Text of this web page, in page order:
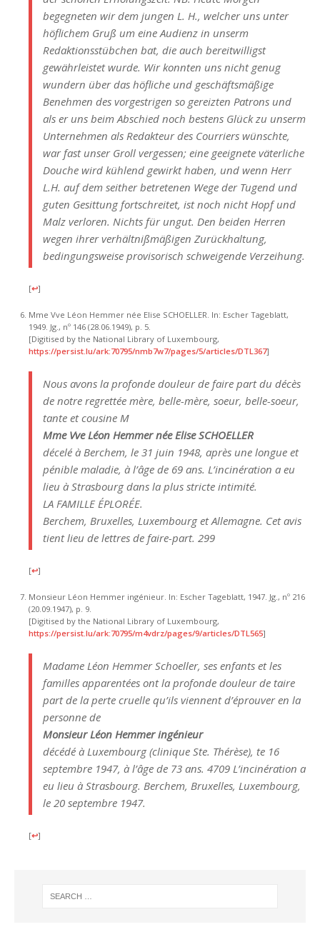
begegneten wir dem jungen L. H., welcher uns unter
höflichem Gruß um eine Audienz in unserm
Redaktionsstübchen bat, die auch bereitwilligst
gewährleistet wurde. Wir konnten uns nicht genug
wundern über das höfliche und geschäftsmäßige
Benehmen des vorgestrigen so gereizten Patrons und
als er uns beim Abschied noch bestens Glück zu unserm
Unternehmen als Redakteur des Courriers wünschte,
war fast unser Groll vergessen; eine geeignete väterliche
Douche wird kühlend gewirkt haben, und wenn Herr
L.H. auf dem seither betretenen Wege der Tugend und
guten Gesittung fortschreitet, ist noch nicht Hopf und
Malz verloren. Nichts für ungut. Den beiden Herren
wegen ihrer verhältnißmäßigen Zurückhaltung,
bedingungsweise provisorisch schweigende Verzeihung.
[↩]
Mme Vve Léon Hemmer née Elise SCHOELLER. In: Escher Tageblatt,
1949. Jg., nº 146 (28.06.1949), p. 5.
[Digitised by the National Library of Luxembourg,
https://persist.lu/ark:70795/nmb7w7/pages/5/articles/DTL367]
Nous avons la profonde douleur de faire part du décès
de notre regrettée mère, belle-mère, soeur, belle-soeur,
tante et cousine M
Mme Vve Léon Hemmer née Elise SCHOELLER
décelé à Berchem, le 31 juin 1948, après une longue et
pénible maladie, à l’âge de 69 ans. L’incinération a eu
lieu à Strasbourg dans la plus stricte intimité.
LA FAMILLE ÉPLORÉE.
Berchem, Bruxelles, Luxembourg et Allemagne. Cet avis
tient lieu de lettres de faire-part. 299
[↩]
Monsieur Léon Hemmer ingénieur. In: Escher Tageblatt, 1947. Jg., nº 216
(20.09.1947), p. 9.
[Digitised by the National Library of Luxembourg,
https://persist.lu/ark:70795/m4vdrz/pages/9/articles/DTL565]
Madame Léon Hemmer Schoeller, ses enfants et les
familles apparentées ont la profonde douleur de taire
part de la perte cruelle qu’ils viennent d’éprouver en la
personne de
Monsieur Léon Hemmer ingénieur
décédé à Luxembourg (clinique Ste. Thérèse), te 16
septembre 1947, à l’âge de 73 ans. 4709 L’incinération a
eu lieu à Strasbourg. Berchem, Bruxelles, Luxembourg,
le 20 septembre 1947.
[↩]